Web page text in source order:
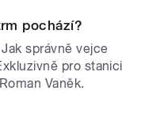
pochází?
správně vejce
pro stanici
Vaněk.